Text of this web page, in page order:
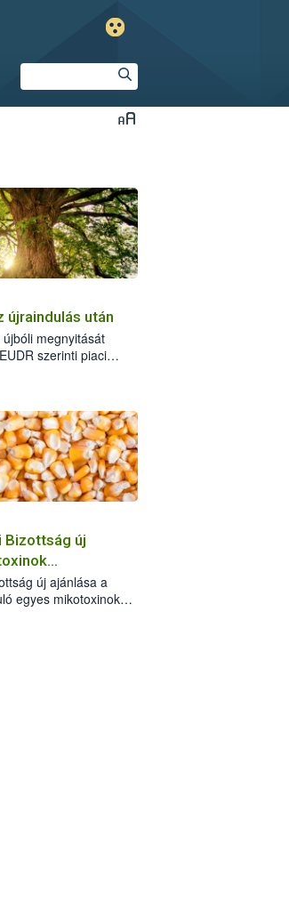
újraindulás után
megnyitását
szerinti piaci
Bizottság új
jelenlétéről
új ajánlása a
egyes mikotoxinokkal
2027-től új
elő, és a jelenleg